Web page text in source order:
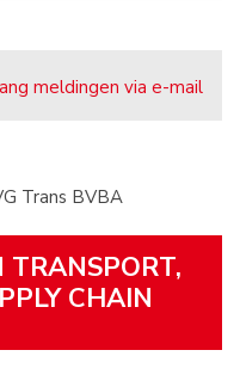
meldingen via e-mail
Trans BVBA
TRANSPORT,
CHAIN